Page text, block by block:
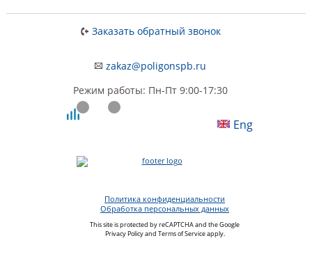
Заказать обратный звонок
zakaz@poligonspb.ru
Режим работы: Пн-Пт 9:00-17:30
Eng
Политика конфиденциальности
Обработка персональных данных
This site is protected by reCAPTCHA and the Google
Privacy Policyand Terms of Serviceapply.